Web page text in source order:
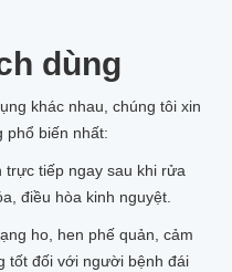
dùng
khác nhau, chúng tôi xin
phổ biến nhất:
tiếp ngay sau khi rửa
điều hòa kinh nguyệt.
ho, hen phế quản, cảm
tốt đối với người bệnh đái